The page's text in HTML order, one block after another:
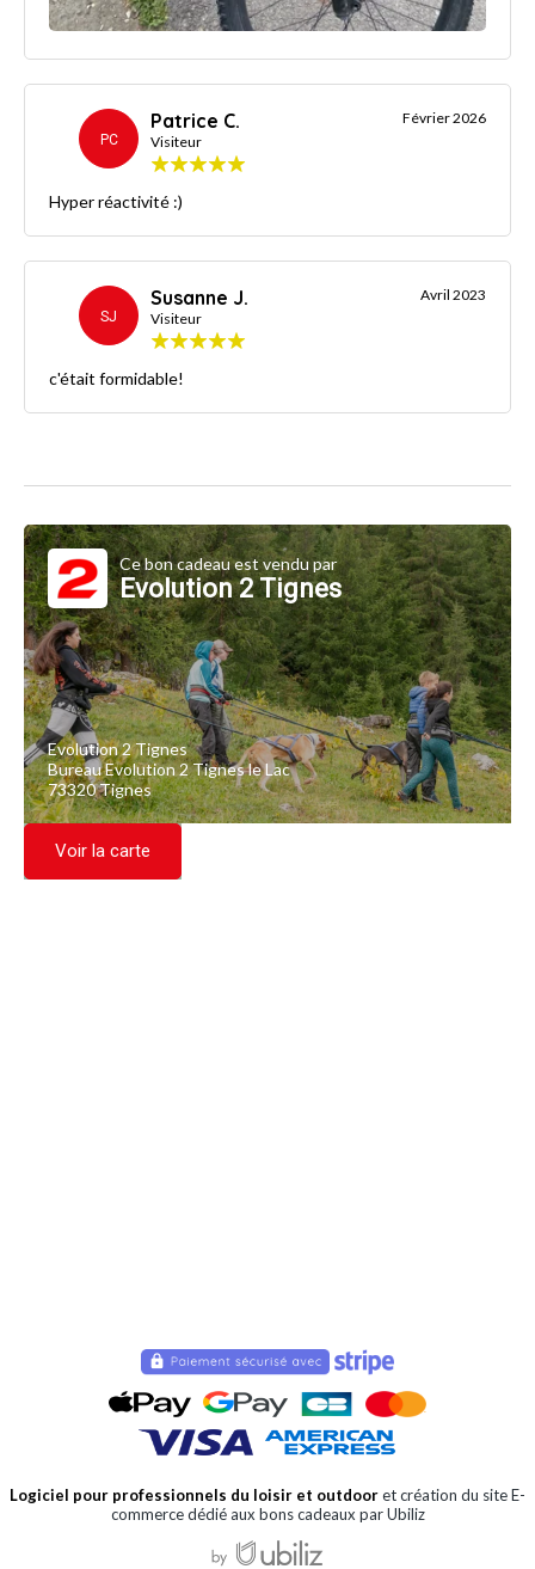
PC
Patrice C.
Visiteur
Février 2026
Hyper réactivité :)
SJ
Susanne J.
Visiteur
Avril 2023
c'était formidable!
Ce bon cadeau est vendu par
Evolution 2 Tignes
Evolution 2 Tignes
Bureau Evolution 2 Tignes le Lac
73320 Tignes
Voir la carte
Logiciel pour professionnels du loisir et outdooret création du site E-
commerce dédié aux bons cadeaux par Ubiliz